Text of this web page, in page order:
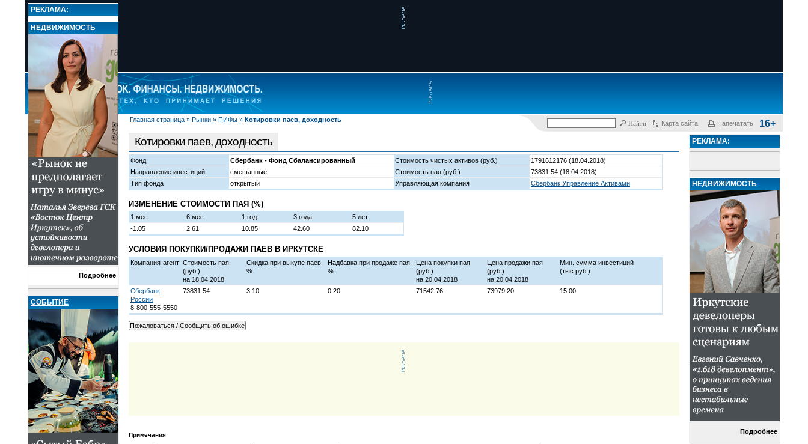
Главная страница » Рынки » ПИФы » Котировки паев, доходность
Карта сайта Напечатать 16+
НОВОСТИ
РЫНКИ
Валюта
Кредиты
РКО
Переводы
Металлы
Сейфы и ячейки
Недвижимость
КОМПАНИИ
О ПРОЕКТЕ
РЕКЛАМА:
НЕДВИЖИМОСТЬ
Подробнее
СОБЫТИЕ
Котировки паев, доходность
Фонд Сбербанк - Фонд Сбалансированный Стоимость чистых активов (руб.) 1791612176 (18.04.2018)
Направление ивестиций
смешанные Стоимость пая (руб.) 73831.54 (18.04.2018)
Тип фонда
открытый Управляющая компания Сбербанк Управление Активами
ИЗМЕНЕНИЕ СТОИМОСТИ ПАЯ (%)
1 мес 6 мес 1 год 3 года
5 лет
-1.05
2.61 10.85 42.60 82.10
УСЛОВИЯ ПОКУПКИ/ПРОДАЖИ ПАЕВ В ИРКУТСКЕ
Компания-агент Стоимость пая
(руб.)
на 18.04.2018
Скидка при выкупе паев,
%
Надбавка при продаже пая,
%
Цена покупки пая
(руб.)
на 20.04.2018
Цена продажи пая
(руб.)
на 20.04.2018
Мин. сумма инвестиций
(тыс.руб.)
Сбербанк
России
8-800-555-5550
73831.54 3.10 0.20 71542.76 73979.20 15.00
Примечания
РЕКЛАМА:
НЕДВИЖИМОСТЬ
Подробнее